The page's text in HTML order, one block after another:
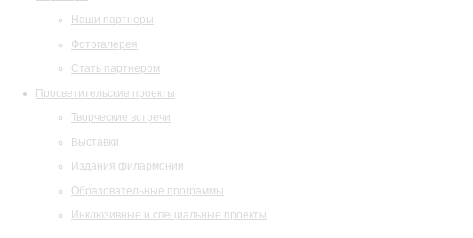
Наши партнеры
Фотогалерея
Стать партнером
Просветительские проекты
Творческие встречи
Выставки
Издания филармонии
Образовательные программы
Инклюзивные и специальные проекты